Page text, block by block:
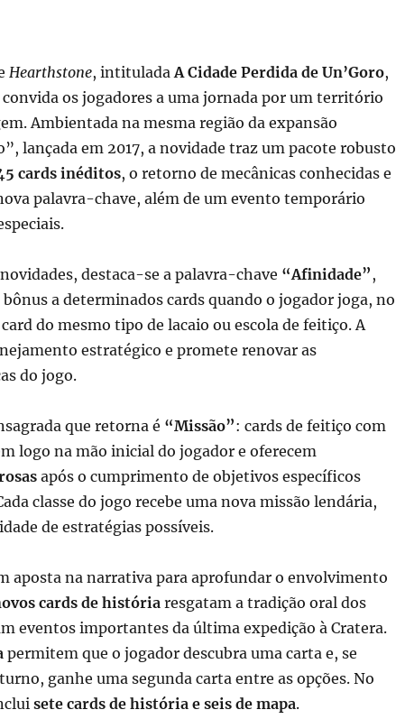
Hearthstone, intituladaA Cidade Perdida de Un’Goro,
os jogadores a uma jornada por um território
Ambientada na mesma região da expansão
lançada em 2017, a novidade traz um pacote robusto
cards inéditos, o retorno de mecânicas conhecidas e
palavra-chave, além de um evento temporário
destaca-se a palavra-chave “Afinidade”,
a determinados cards quando o jogador joga, no
do mesmo tipo de lacaio ou escola de feitiço. A
estratégico e promete renovar as
do jogo.
que retorna é “Missão”: cards de feitiço com
logo na mão inicial do jogador e oferecem
após o cumprimento de objetivos específicos
classe do jogo recebe uma nova missão lendária,
de estratégias possíveis.
aposta na narrativa para aprofundar o envolvimento
cards de históriaresgatam a tradição oral dos
eventos importantes da última expedição à Cratera.
permitem que o jogador descubra uma carta e, se
ganhe uma segunda carta entre as opções. No
sete cards de história e seis de mapa.